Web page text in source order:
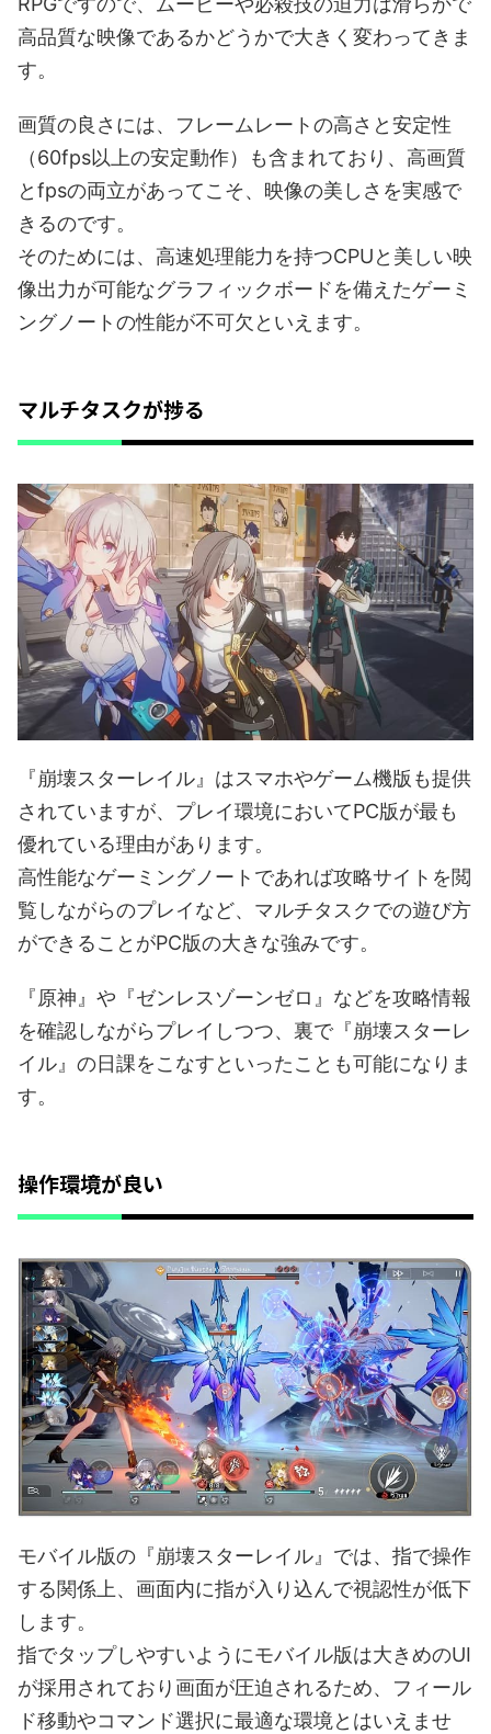
高品質な映像であるかどうかで大きく変わってきま
す。
画質の良さには、フレームレートの高さと安定性
（60fps以上の安定動作）も含まれており、高画質
とfpsの両立があってこそ、映像の美しさを実感で
きるのです。
そのためには、高速処理能力を持つCPUと美しい映
像出力が可能なグラフィックボードを備えたゲーミ
ングノートの性能が不可欠といえます。
マルチタスクが捗る
『崩壊スターレイル』はスマホやゲーム機版も提供
されていますが、プレイ環境においてPC版が最も
優れている理由があります。
高性能なゲーミングノートであれば攻略サイトを閲
覧しながらのプレイなど、マルチタスクでの遊び方
ができることがPC版の大きな強みです。
『原神』や『ゼンレスゾーンゼロ』などを攻略情報
を確認しながらプレイしつつ、裏で『崩壊スターレ
イル』の日課をこなすといったことも可能になりま
す。
操作環境が良い
モバイル版の『崩壊スターレイル』では、指で操作
する関係上、画面内に指が入り込んで視認性が低下
します。
指でタップしやすいようにモバイル版は大きめのUI
が採用されており画面が圧迫されるため、フィール
ド移動やコマンド選択に最適な環境とはいえませ